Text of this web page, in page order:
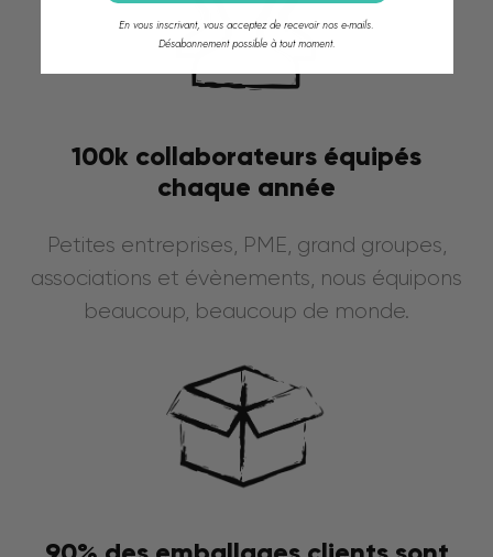
100k collaborateurs équipés
chaque année
Petites entreprises, PME, grand groupes,
associations et évènements, nous équipons
beaucoup, beaucoup de monde.
En vous inscrivant, vous acceptez de recevoir nos e-mails.
Désabonnement possible à tout moment.